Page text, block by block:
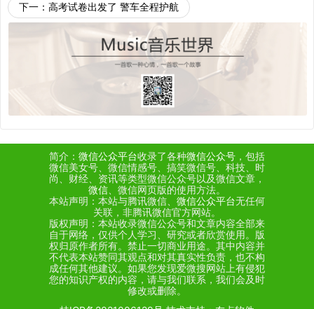
下一： 高考试卷出发了 警车全程护航
简介： 微信公众平台收录了各种微信公众号 ，包括
微信美女号、微信情感号、搞笑微信号、科技、时
尚、财经、资讯等类型微信公众号以及微信文章，
微信 、微信网页版的使用方法。
本站声明：本站与腾讯微信、 微信公众平台无任何
关联，非腾讯微信官方网站。
版权声明：本站收录微信公众号和文章内容全部来
自于网络，仅供个人学习、研究或者欣赏使用。版
权归原作者所有。禁止一切商业用途。其中内容并
不代表本站赞同其观点和对其真实性负责，也不构
成任何其他建议。如果您发现爱微搜网站上有侵犯
您的知识产权的内容，请与我们联系，我们会及时
修改或删除。